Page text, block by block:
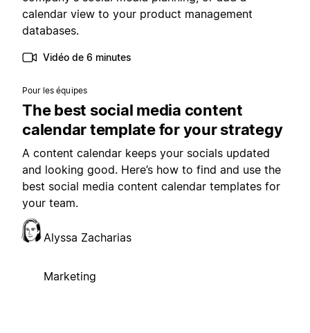
calendar view to your product management
databases.
Vidéo de 6 minutes
Pour les équipes
The best social media content
calendar template for your strategy
A content calendar keeps your socials updated
and looking good. Here’s how to find and use the
best social media content calendar templates for
your team.
Alyssa Zacharias
Marketing